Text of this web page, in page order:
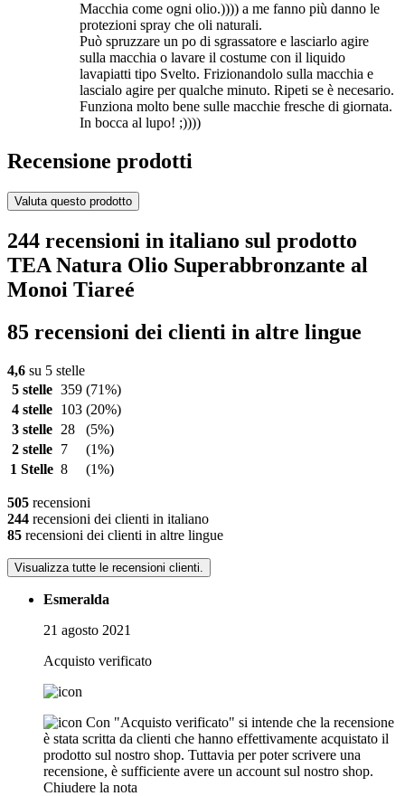
Macchia come ogni olio.)))) a me fanno più danno le
protezioni spray che oli naturali.
Può spruzzare un po di sgrassatore e lasciarlo agire
sulla macchia o lavare il costume con il liquido
lavapiatti tipo Svelto. Frizionandolo sulla macchia e
lascialo agire per qualche minuto. Ripeti se è necesario.
Funziona molto bene sulle macchie fresche di giornata.
In bocca al lupo! ;))))
Recensione prodotti
Valuta questo prodotto
244 recensioni in italiano sul prodotto
TEA Natura Olio Superabbronzante al
Monoi Tiareé
85 recensioni dei clienti in altre lingue
4,6 su 5 stelle
5 stelle 359 (71%)
4 stelle
103 (20%)
3 stelle
28
(5%)
2 stelle
7
(1%)
1 Stelle 8 (1%)
505 recensioni
244 recensioni dei clienti in italiano
85 recensioni dei clienti in altre lingue
Visualizza tutte le recensioni clienti.
Esmeralda
21 agosto 2021
Acquisto verificato
Con "Acquisto verificato" si intende che la recensione
è stata scritta da clienti che hanno effettivamente acquistato il
prodotto sul nostro shop. Tuttavia per poter scrivere una
recensione, è sufficiente avere un account sul nostro shop.
Chiudere la nota